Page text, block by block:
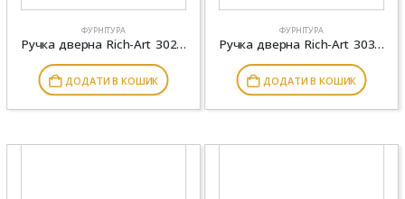
ФУРНІТУРА
Ручка дверна Rich-Art 302 R15 SIL срібло
ДОДАТИ В КОШИК
ФУРНІТУРА
Ручка дверна Rich-Art 303 R15 OB антична бронза
ДОДАТИ В КОШИК